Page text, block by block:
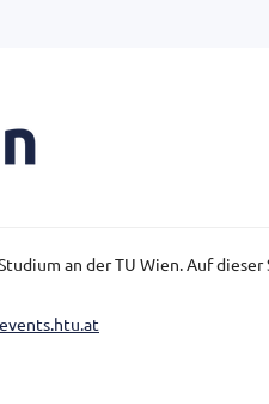
an der TU Wien. Auf